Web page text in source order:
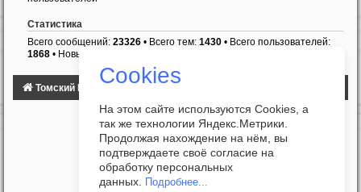
Статистика
Всего сообщений: 23326 • Всего тем: 1430 • Всего пользователей:
1868 • Новый пользователь:
Томский Клуб Автомобилистов
Cookies
На этом сайте используются Cookies, а
так же технологии Яндекс.Метрики.
Продолжая нахождение на нём, вы
подтверждаете своё согласие на
обработку персональных
данных.
Подробнее...